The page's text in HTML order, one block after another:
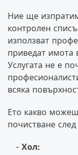
Ние ще
контролен
използват
приведат имота
Услугата не е
всяка
Ето какво
почистване
Хол: